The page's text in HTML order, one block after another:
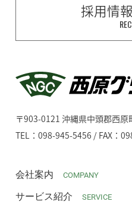
採用情
〒903-0121 沖縄県中頭郡西原
TEL：098-945-5456 / FAX：
会社案内 COMPANY
サービス紹介 SERVICE